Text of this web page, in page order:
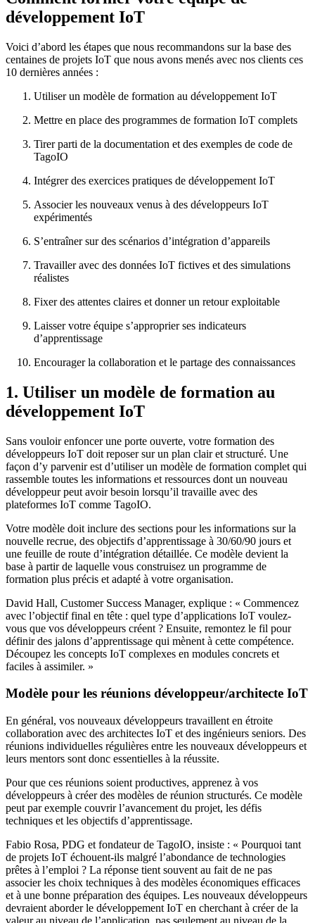
développement IoT
Voici d’abord les étapes que nous recommandons sur la base des
centaines de projets IoT que nous avons menés avec nos clients ces
10 dernières années :
Utiliser un modèle de formation au développement IoT
Mettre en place des programmes de formation IoT complets
Tirer parti de la documentation et des exemples de code de
TagoIO
Intégrer des exercices pratiques de développement IoT
Associer les nouveaux venus à des développeurs IoT
expérimentés
S’entraîner sur des scénarios d’intégration d’appareils
Travailler avec des données IoT fictives et des simulations
réalistes
Fixer des attentes claires et donner un retour exploitable
Laisser votre équipe s’approprier ses indicateurs
d’apprentissage
Encourager la collaboration et le partage des connaissances
1. Utiliser un modèle de formation au
développement IoT
Sans vouloir enfoncer une porte ouverte, votre formation des
développeurs IoT doit reposer sur un plan clair et structuré. Une
façon d’y parvenir est d’utiliser un modèle de formation complet qui
rassemble toutes les informations et ressources dont un nouveau
développeur peut avoir besoin lorsqu’il travaille avec des
plateformes IoT comme TagoIO.
Votre modèle doit inclure des sections pour les informations sur la
nouvelle recrue, des objectifs d’apprentissage à 30/60/90 jours et
une feuille de route d’intégration détaillée. Ce modèle devient la
base à partir de laquelle vous construisez un programme de
formation plus précis et adapté à votre organisation.
David Hall, Customer Success Manager, explique : « Commencez
avec l’objectif final en tête : quel type d’applications IoT voulez-
vous que vos développeurs créent ? Ensuite, remontez le fil pour
définir des jalons d’apprentissage qui mènent à cette compétence.
Découpez les concepts IoT complexes en modules concrets et
faciles à assimiler. »
Modèle pour les réunions développeur/architecte IoT
En général, vos nouveaux développeurs travaillent en étroite
collaboration avec des architectes IoT et des ingénieurs seniors. Des
réunions individuelles régulières entre les nouveaux développeurs et
leurs mentors sont donc essentielles à la réussite.
Pour que ces réunions soient productives, apprenez à vos
développeurs à créer des modèles de réunion structurés. Ce modèle
peut par exemple couvrir l’avancement du projet, les défis
techniques et les objectifs d’apprentissage.
Fabio Rosa, PDG et fondateur de TagoIO, insiste : « Pourquoi tant
de projets IoT échouent-ils malgré l’abondance de technologies
prêtes à l’emploi ? La réponse tient souvent au fait de ne pas
associer les choix techniques à des modèles économiques efficaces
et à une bonne préparation des équipes. Les nouveaux développeurs
devraient aborder le développement IoT en cherchant à créer de la
valeur au niveau de l’application, pas seulement au niveau de la